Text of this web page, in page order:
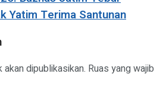
Yatim Terima Santunan
dipublikasikan. Ruas yang wajib